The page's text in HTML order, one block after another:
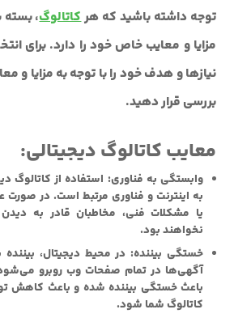
توجه داشته باشید که هرکاتالوگ،
مزایا و معایب خاص خود را دارد. برای
نیازها و هدف خود را با توجه به مزایا و
بررسی قرار دهید.
معایب کاتالوگ دیجیتالی:
وابستگی به فناوری: استفاده از کاتالوگ
به اینترنت و فناوری مرتبط است. در
یا مشکلات فنی، مخاطبان قادر به دیدن
نخواهند بود.
خستگی بیننده: در محیط دیجیتال، بیننده
آگهی‌ها در تمام صفحات وب روبرو
باعث خستگی بیننده شده و باعث کاهش
کاتالوگ شما شود.